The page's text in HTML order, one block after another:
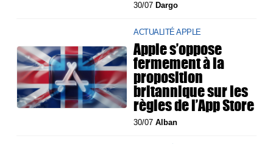
30/07 Dargo
ACTUALITÉ APPLE
Apple s’oppose
fermement à la
proposition
britannique sur les
règles de l’App Store
30/07Alban